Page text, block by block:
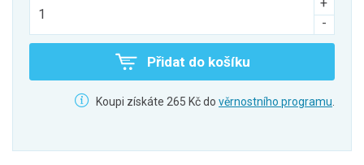
Přidat do košíku
Koupi získáte 265 Kč do věrnostního programu